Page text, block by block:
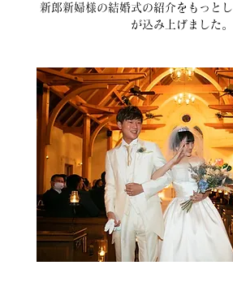
新郎新婦様の結婚式の紹介をもっと
が込み上げました。